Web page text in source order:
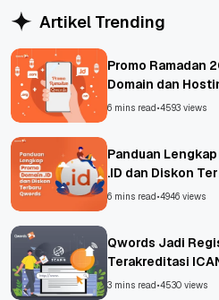
Artikel Trending
Promo Ramadan
Domain dan
6 mins read•4593 views
Panduan
.ID dan Diskon
6 mins read•4946 views
Qwords Jadi
Terakreditasi
Untungnya?
3 mins read•4530 views